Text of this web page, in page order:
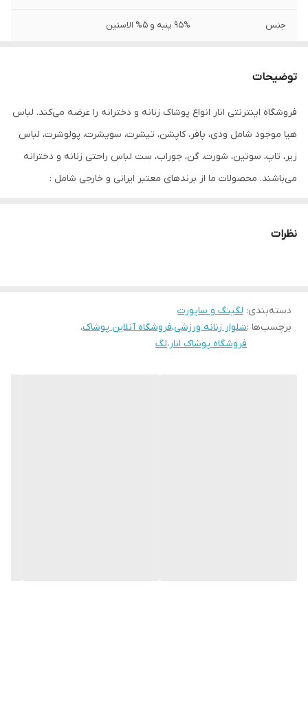
جنس 95% پنبه و 5% الاستین
توضیحات
فروشگاه اینترنتی انار انواع پوشاک زنانه و دخترانه را عرضه می‌کند. لباس
هیا موجود شامل ودی، پافر، کاپشن، تیشرت، سویشرت، پولوشرت، لباس
زیر، تاپ، سوتین، شورت، گن، جوراب، ست لباس راحتی زنانه و دخترانه
می‌باشند. محصولات ما از برندهای معتبر ایرانی و خارجی شامل :
نظرات
دسته‌بندی: لگینگ و ساپورت
برچسب‌ها :شلوار زنانه ورزشی،فروشگاه آنلاین پوشاک،
فروشگاه پوشاک انار،لگ